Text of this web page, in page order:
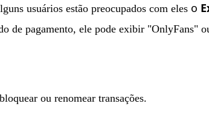
usuários estão preocupados com eles o
de pagamento, ele pode exibir "OnlyFans"
ou renomear transações.